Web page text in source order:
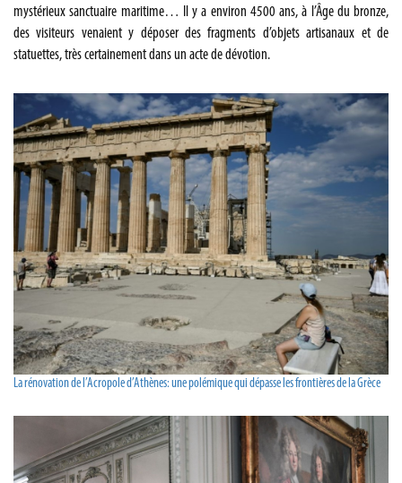
mystérieux sanctuaire maritime… Il y a environ 4500 ans, à l’Âge du bronze,
des visiteurs venaient y déposer des fragments d’objets artisanaux et de
statuettes, très certainement dans un acte de dévotion.
La rénovation de l’Acropole d’Athènes: une polémique qui dépasse les frontières de la Grèce